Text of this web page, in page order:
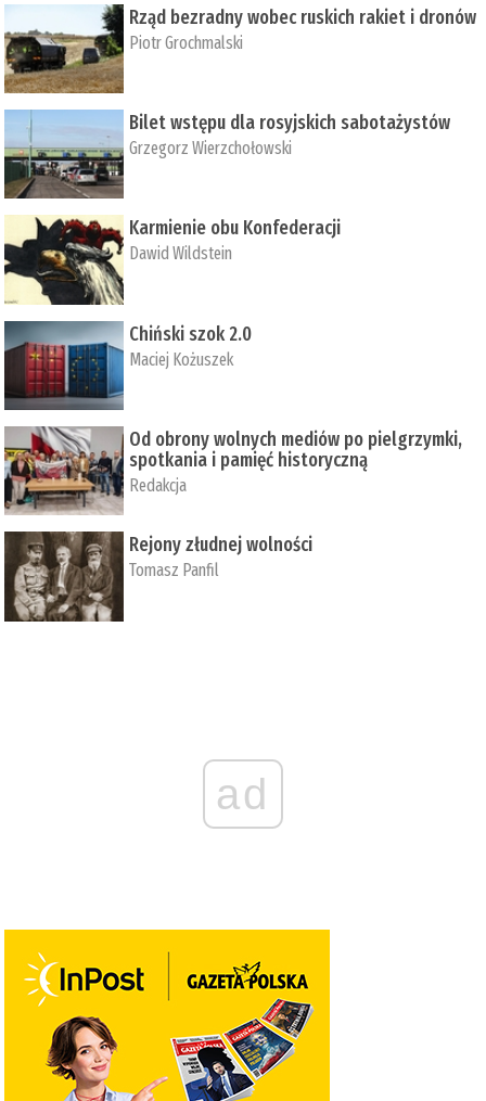
Rząd bezradny wobec ruskich rakiet i dronów
Piotr Grochmalski
Bilet wstępu dla rosyjskich sabotażystów
Grzegorz Wierzchołowski
Karmienie obu Konfederacji
Dawid Wildstein
Chiński szok 2.0
Maciej Kożuszek
Od obrony wolnych mediów po pielgrzymki,
spotkania i pamięć historyczną
Redakcja
Rejony złudnej wolności
Tomasz Panfil
ad